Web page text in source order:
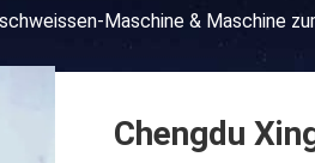
Maschine & Maschine
Chengdu